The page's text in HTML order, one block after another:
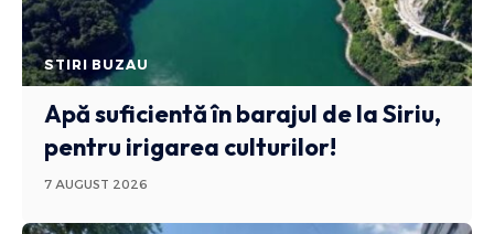
STIRI BUZAU
Apă suficientă în barajul de la Siriu,
pentru irigarea culturilor!
7 AUGUST 2026